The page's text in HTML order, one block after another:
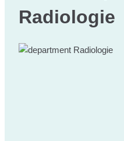
Radiologie
Radiologie